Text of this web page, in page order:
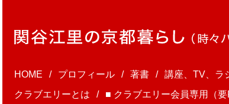
HOME プロフィール 著書
講座、TV、ラ
クラブエリーとは
■ クラブエリー会員専用（要